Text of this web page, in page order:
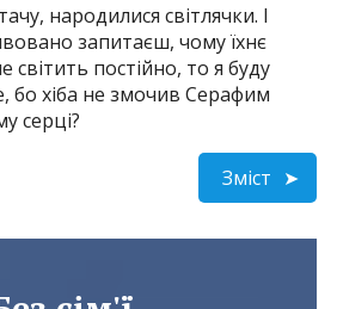
народилися світлячки. І
запитаєш, чому їхнє
світить постійно, то я буду
бо хіба не змочив Серафим
серці?
Зміст